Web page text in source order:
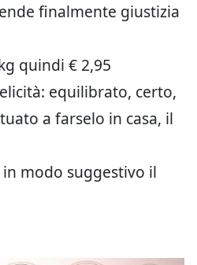
finalmente giustizia
quindi € 2,95
equilibrato, certo,
a farselo in casa, il
modo suggestivo il